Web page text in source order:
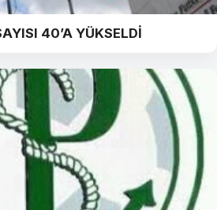
40’A YÜKSELDİ